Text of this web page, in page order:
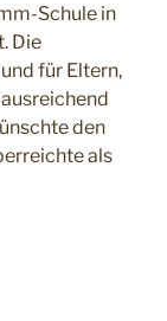
Schule in
Die
für Eltern,
den
als